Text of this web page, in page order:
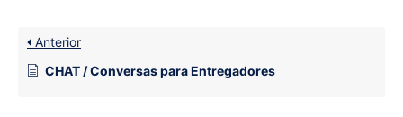
Anterior
CHAT / Conversas para Entregadores